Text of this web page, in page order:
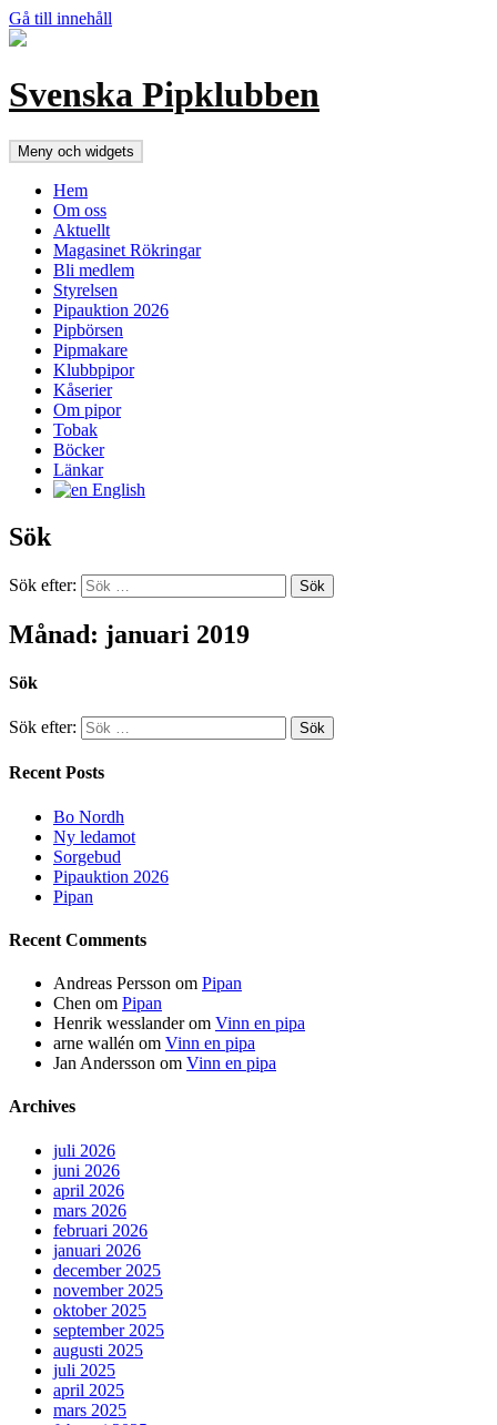
Gå till innehåll
Svenska Pipklubben
Meny och widgets
Hem
Om oss
Aktuellt
Magasinet Rökringar
Bli medlem
Styrelsen
Pipauktion 2026
Pipbörsen
Pipmakare
Klubbpipor
Kåserier
Om pipor
Tobak
Böcker
Länkar
English
Sök
Sök efter:
Månad: januari 2019
Sök
Sök efter:
Recent Posts
Bo Nordh
Ny ledamot
Sorgebud
Pipauktion 2026
Pipan
Recent Comments
Andreas Persson om Pipan
Chen om Pipan
Henrik wesslanderom Vinn en pipa
arne wallén om Vinn en pipa
Jan Andersson om Vinn en pipa
Archives
juli 2026
juni 2026
april 2026
mars 2026
februari 2026
januari 2026
december 2025
november 2025
oktober 2025
september 2025
augusti 2025
juli 2025
april 2025
mars 2025